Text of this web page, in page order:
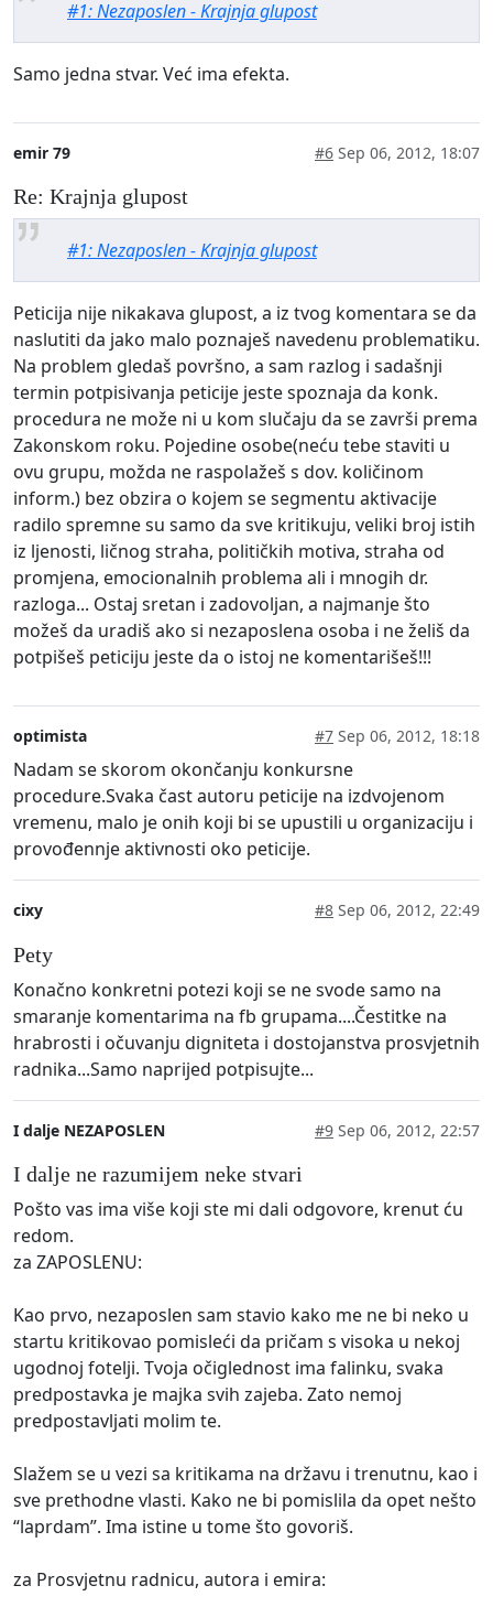
#1: Nezaposlen - Krajnja glupost
Samo jedna stvar. Već ima efekta.
emir 79 #6 Sep 06, 2012, 18:07
Re: Krajnja glupost
#1: Nezaposlen - Krajnja glupost
Peticija nije nikakava glupost, a iz tvog komentara se da
naslutiti da jako malo poznaješ navedenu problematiku.
Na problem gledaš površno, a sam razlog i sadašnji
termin potpisivanja peticije jeste spoznaja da konk.
procedura ne može ni u kom slučaju da se završi prema
Zakonskom roku. Pojedine osobe(neću tebe staviti u
ovu grupu, možda ne raspolažeš s dov. količinom
inform.) bez obzira o kojem se segmentu aktivacije
radilo spremne su samo da sve kritikuju, veliki broj istih
iz ljenosti, ličnog straha, političkih motiva, straha od
promjena, emocionalnih problema ali i mnogih dr.
razloga... Ostaj sretan i zadovoljan, a najmanje što
možeš da uradiš ako si nezaposlena osoba i ne želiš da
potpišeš peticiju jeste da o istoj ne komentarišeš!!!
optimista #7 Sep 06, 2012, 18:18
Nadam se skorom okončanju konkursne
procedure.Svaka čast autoru peticije na izdvojenom
vremenu, malo je onih koji bi se upustili u organizaciju i
provođennje aktivnosti oko peticije.
cixy #8 Sep 06, 2012, 22:49
Pety
Konačno konkretni potezi koji se ne svode samo na
smaranje komentarima na fb grupama....Čestitke na
hrabrosti i očuvanju digniteta i dostojanstva prosvjetnih
radnika...Samo naprijed potpisujte...
I dalje NEZAPOSLEN #9 Sep 06, 2012, 22:57
I dalje ne razumijem neke stvari
Pošto vas ima više koji ste mi dali odgovore, krenut ću
redom.
za ZAPOSLENU:
Kao prvo, nezaposlen sam stavio kako me ne bi neko u
startu kritikovao pomisleći da pričam s visoka u nekoj
ugodnoj fotelji. Tvoja očiglednost ima falinku, svaka
predpostavka je majka svih zajeba. Zato nemoj
predpostavljati molim te.
Slažem se u vezi sa kritikama na državu i trenutnu, kao i
sve prethodne vlasti. Kako ne bi pomislila da opet nešto
“laprdam”. Ima istine u tome što govoriš.
za Prosvjetnu radnicu, autora i emira: